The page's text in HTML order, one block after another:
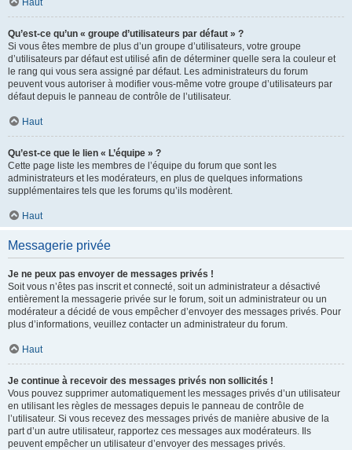
Haut
Qu’est-ce qu’un « groupe d’utilisateurs par défaut » ?
Si vous êtes membre de plus d’un groupe d’utilisateurs, votre groupe
d’utilisateurs par défaut est utilisé afin de déterminer quelle sera la couleur et
le rang qui vous sera assigné par défaut. Les administrateurs du forum
peuvent vous autoriser à modifier vous-même votre groupe d’utilisateurs par
défaut depuis le panneau de contrôle de l’utilisateur.
Haut
Qu’est-ce que le lien « L’équipe » ?
Cette page liste les membres de l’équipe du forum que sont les
administrateurs et les modérateurs, en plus de quelques informations
supplémentaires tels que les forums qu’ils modèrent.
Haut
Messagerie privée
Je ne peux pas envoyer de messages privés !
Soit vous n’êtes pas inscrit et connecté, soit un administrateur a désactivé
entièrement la messagerie privée sur le forum, soit un administrateur ou un
modérateur a décidé de vous empêcher d’envoyer des messages privés. Pour
plus d’informations, veuillez contacter un administrateur du forum.
Haut
Je continue à recevoir des messages privés non sollicités !
Vous pouvez supprimer automatiquement les messages privés d’un utilisateur
en utilisant les règles de messages depuis le panneau de contrôle de
l’utilisateur. Si vous recevez des messages privés de manière abusive de la
part d’un autre utilisateur, rapportez ces messages aux modérateurs. Ils
peuvent empêcher un utilisateur d’envoyer des messages privés.